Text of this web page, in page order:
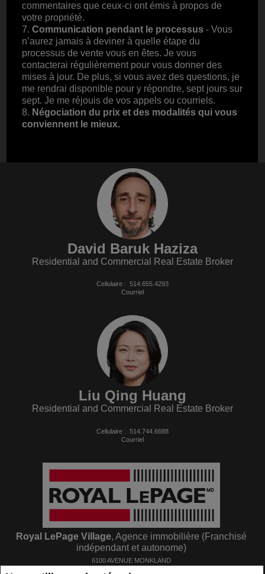
commentaires que ceux-ci ont émis à propos de
votre propriété.
7. Communication pendant le processus- Vous
n’aurez jamais à deviner à quelle étape du
processus de vente vous en êtes. Je vous
contacterai régulièrement pour vous donner des
mises à jour. De plus, si vous avez des questions, je
me rendrai disponible pour y répondre, sept jours sur
sept. Je me réjouis de vos appels ou courriels.
8. Négociation du prix et des modalités qui vous
conviennent le mieux.
David Baruk Haziza
Residential and Commercial Real Estate Broker
Cellulaire : 514.655.4293
Courriel
Liu Qing Huang
Residential and Commercial Real Estate Broker
Cellulaire : 514.744.6688
Courriel
Royal LePage Village, Agence immobilière (Franchisé
indépendant et autonome)
6100 AVENUE MONKLAND